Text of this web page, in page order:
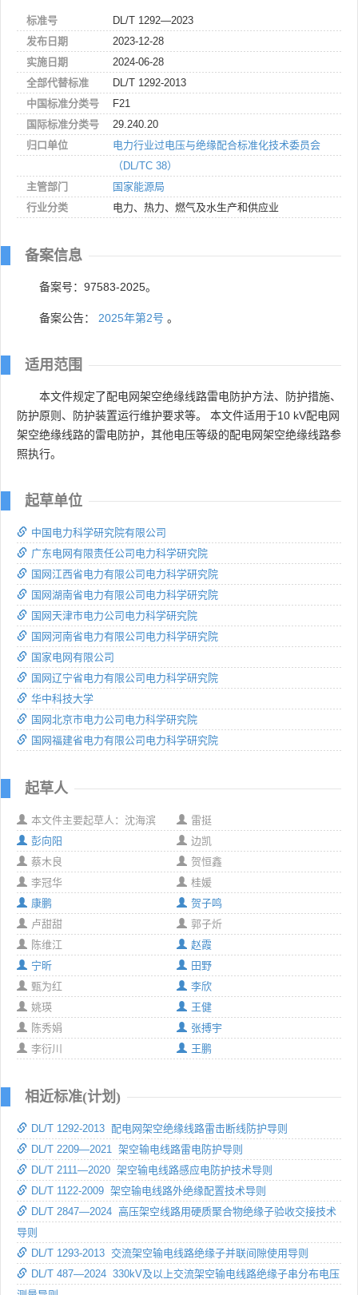
标准号
DL/T 1292—2023
发布日期
2023-12-28
实施日期
2024-06-28
全部代替标准
DL/T 1292-2013
中国标准分类号
F21
国际标准分类号
29.240.20
归口单位
电力行业过电压与绝缘配合标准化技术委员会
（DL/TC 38）
主管部门
国家能源局
行业分类
电力、热力、燃气及水生产和供应业
备案信息
备案号：97583-2025。
备案公告： 2025年第2号 。
适用范围
本文件规定了配电网架空绝缘线路雷电防护方法、防护措施、
防护原则、防护装置运行维护要求等。 本文件适用于10 kV配电网
架空绝缘线路的雷电防护，其他电压等级的配电网架空绝缘线路参
照执行。
起草单位
中国电力科学研究院有限公司
广东电网有限责任公司电力科学研究院
国网江西省电力有限公司电力科学研究院
国网湖南省电力有限公司电力科学研究院
国网天津市电力公司电力科学研究院
国网河南省电力有限公司电力科学研究院
国家电网有限公司
国网辽宁省电力有限公司电力科学研究院
华中科技大学
国网北京市电力公司电力科学研究院
国网福建省电力有限公司电力科学研究院
起草人
本文件主要起草人：沈海滨
雷挺
彭向阳
边凯
蔡木良
贺恒鑫
李冠华
桂媛
康鹏
贺子鸣
卢甜甜
郭子炘
陈维江
赵霞
宁昕
田野
甄为红
李欣
姚瑛
王健
陈秀娟
张搏宇
李衍川
王鹏
相近标准(计划)
DL/T 1292-2013 配电网架空绝缘线路雷击断线防护导则
DL/T 2209—2021 架空输电线路雷电防护导则
DL/T 2111—2020 架空输电线路感应电防护技术导则
DL/T 1122-2009 架空输电线路外绝缘配置技术导则
DL/T 2847—2024 高压架空线路用硬质聚合物绝缘子验收交接技术
导则
DL/T 1293-2013 交流架空输电线路绝缘子并联间隙使用导则
DL/T 487—2024 330kV及以上交流架空输电线路绝缘子串分布电压